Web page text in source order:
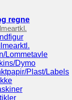
regne
Lommetavle
Dymo
Plast/Labels